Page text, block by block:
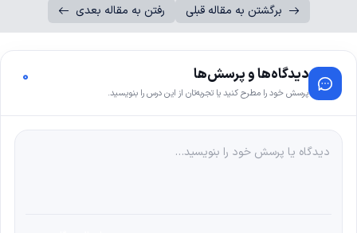
برگشتن به مقاله قبلی رفتن به مقاله بعدی
دیدگاه‌ها و پرسش‌ها
پرسش خود را مطرح کنید یا تجربه‌تان از این درس را بنویسید.
0